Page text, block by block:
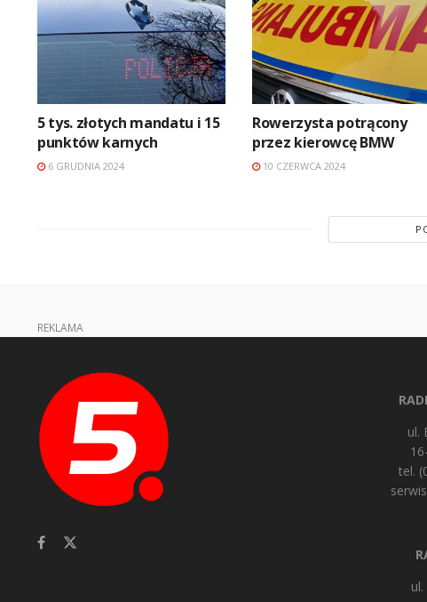
5 tys. złotych mandatu i 15
punktów karnych
6 GRUDNIA 2024
Rowerzysta potrącony
przez kierowcę BMW
10 CZERWCA 2024
REKLAMA
ul.
tel.